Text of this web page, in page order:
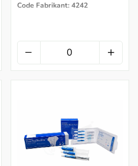
Code Fabrikant: 4242